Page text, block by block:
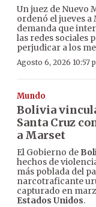
Un juez de Nuevo
ordenó el jueves a
demanda que
las redes sociales
perjudicar a los
Agosto 6, 2026 10:57
Mundo
Bolivia
Santa Cruz
a Marset
El Gobierno de
hechos de
más poblada del
narcotraficante
capturado en
Estados Unidos.